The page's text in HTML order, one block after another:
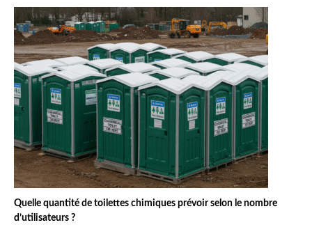
Quelle quantité de toilettes chimiques prévoir selon le nombre
d’utilisateurs ?